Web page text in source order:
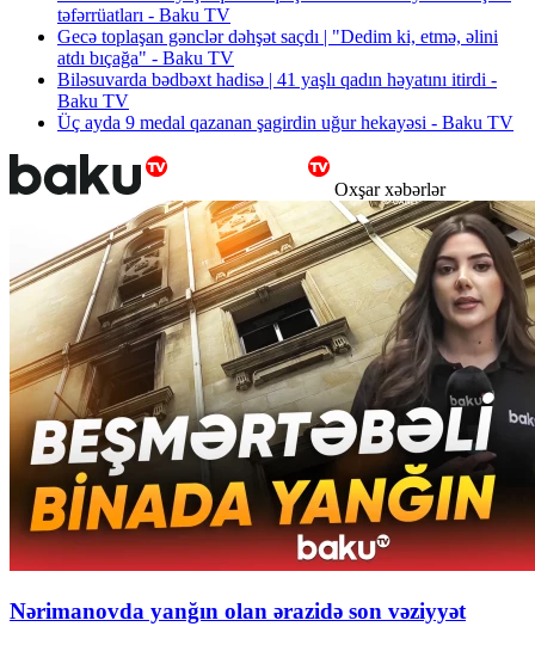
təfərrüatları - Baku TV
Gecə toplaşan gənclər dəhşət saçdı | "Dedim ki, etmə, əlini
atdı bıçağa" - Baku TV
Biləsuvarda bədbəxt hadisə | 41 yaşlı qadın həyatını itirdi -
Baku TV
Üç ayda 9 medal qazanan şagirdin uğur hekayəsi - Baku TV
Oxşar xəbərlər
Nərimanovda yanğın olan ərazidə son vəziyyət